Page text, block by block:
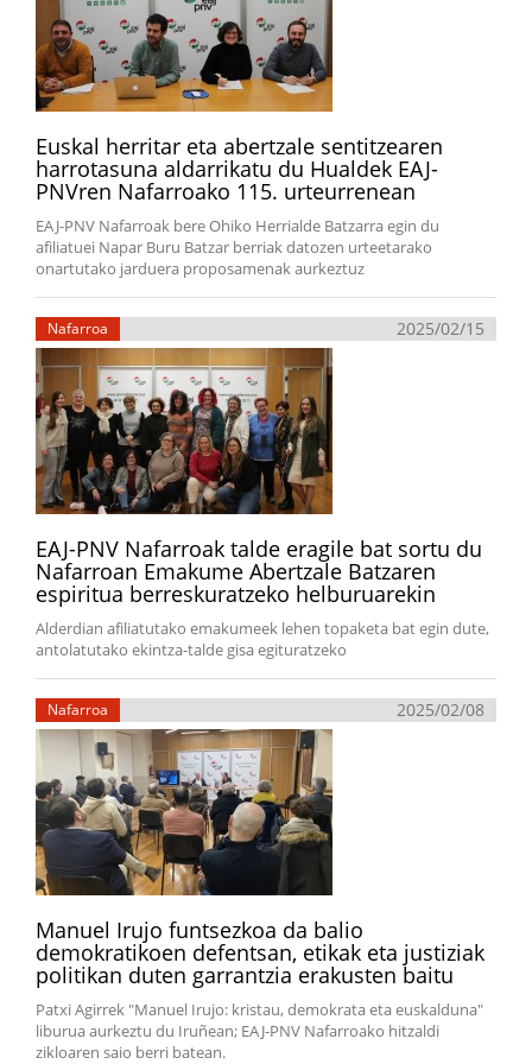
Euskal herritar eta abertzale sentitzearen
harrotasuna aldarrikatu du Hualdek EAJ-
PNVren Nafarroako 115. urteurrenean
EAJ-PNV Nafarroak bere Ohiko Herrialde Batzarra egin du
afiliatuei Napar Buru Batzar berriak datozen urteetarako
onartutako jarduera proposamenak aurkeztuz
Nafarroa 2025/02/15
EAJ-PNV Nafarroak talde eragile bat sortu du
Nafarroan Emakume Abertzale Batzaren
espiritua berreskuratzeko helburuarekin
Alderdian afiliatutako emakumeek lehen topaketa bat egin dute,
antolatutako ekintza-talde gisa egituratzeko
Nafarroa 2025/02/08
Manuel Irujo funtsezkoa da balio
demokratikoen defentsan, etikak eta justiziak
politikan duten garrantzia erakusten baitu
Patxi Agirrek "Manuel Irujo: kristau, demokrata eta euskalduna"
liburua aurkeztu du Iruñean; EAJ-PNV Nafarroako hitzaldi
zikloaren saio berri batean.